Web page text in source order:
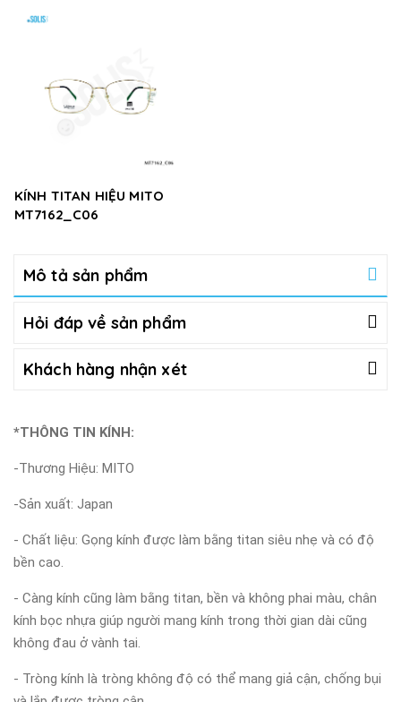
KÍNH TITAN HIỆU MITO
MT7162_C06
Mô tả sản phẩm
Hỏi đáp về sản phẩm
Khách hàng nhận xét
*THÔNG TIN KÍNH:
-Thương Hiệu: MITO
-Sản xuất: Japan
- Chất liệu: Gọng kính được làm bằng titan siêu nhẹ và có độ
bền cao.
- Càng kính cũng làm bằng titan, bền và không phai màu, chân
kính bọc nhựa giúp người mang kính trong thời gian dài cũng
không đau ở vành tai.
- Tròng kính là tròng không độ có thể mang giả cận, chống bụi